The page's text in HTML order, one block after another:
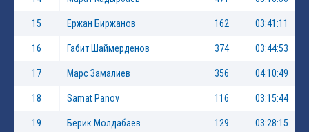
15 Ержан Биржанов 162 03:41:11
16 Габит Шаймерденов 374 03:44:53
17 Марс Замалиев 356 04:10:49
18 Samat Panov 116 03:15:44
19 Берик Молдабаев 129 03:28:15